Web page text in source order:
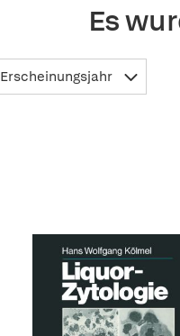
Es
Erscheinungsjahr